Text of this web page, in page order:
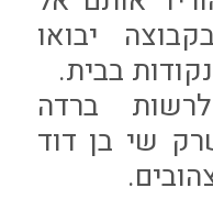
יבואו
בבית.
ברדה
שי בן דוד